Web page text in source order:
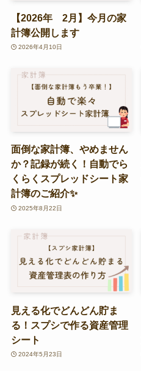
【2026年 2月】今月の家
計簿公開します
2026年4月10日
面倒な家計簿、やめません
か？記録が続く！自動でら
くらくスプレッドシート家
計簿のご紹介✨
2025年8月22日
見える化でどんどん貯ま
る！スプシで作る資産管理
シート
2024年5月23日